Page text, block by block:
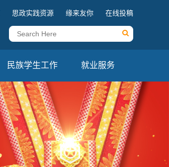
思政实践资源 缘来友你 在线投稿
民族学生工作 就业服务